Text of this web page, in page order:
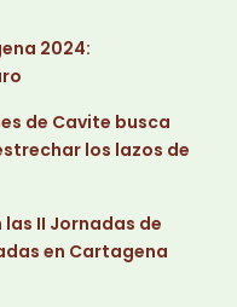
2024:
de Cavite busca
los lazos de
II Jornadas de
en Cartagena